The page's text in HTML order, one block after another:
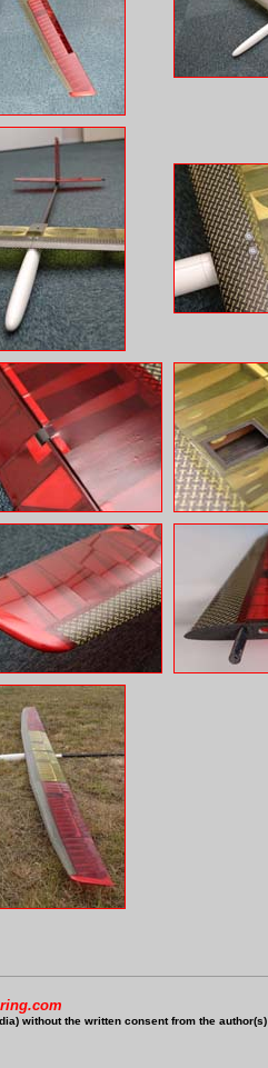
without the written consent from the author(s)